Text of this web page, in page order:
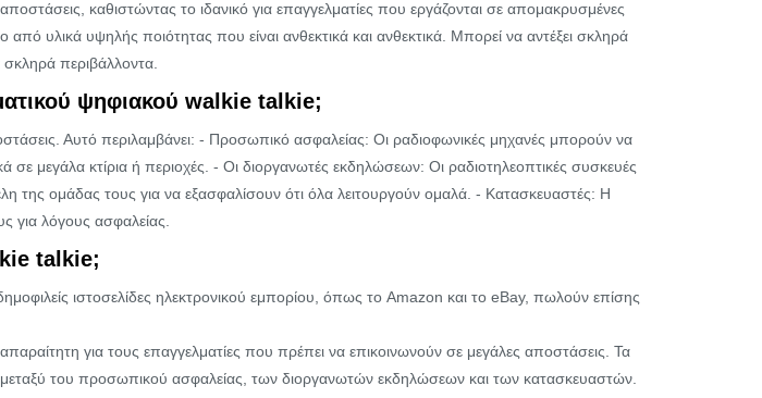
καθιστώντας το ιδανικό για επαγγελματίες που εργάζονται σε απομακρυσμένες
υλικά υψηλής ποιότητας που είναι ανθεκτικά και ανθεκτικά. Μπορεί να αντέξει σκληρά
περιβάλλοντα.
ψηφιακού walkie talkie;
Αυτό περιλαμβάνει: - Προσωπικό ασφαλείας: Οι ραδιοφωνικές μηχανές μπορούν να
μεγάλα κτίρια ή περιοχές. - Οι διοργανωτές εκδηλώσεων: Οι ραδιοτηλεοπτικές συσκευές
της ομάδας τους για να εξασφαλίσουν ότι όλα λειτουργούν ομαλά. - Κατασκευαστές: Η
για λόγους ασφαλείας.
talkie;
ιστοσελίδες ηλεκτρονικού εμπορίου, όπως το Amazon και το eBay, πωλούν επίσης
για τους επαγγελματίες που πρέπει να επικοινωνούν σε μεγάλες αποστάσεις. Τα
μεταξύ του προσωπικού ασφαλείας, των διοργανωτών εκδηλώσεων και των κατασκευαστών.